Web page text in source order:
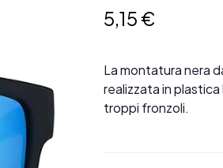
5,15 €
La montatura nera
realizzata in
troppi fronzoli.